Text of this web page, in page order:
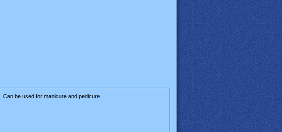
Can be used for manicure and pedicure.